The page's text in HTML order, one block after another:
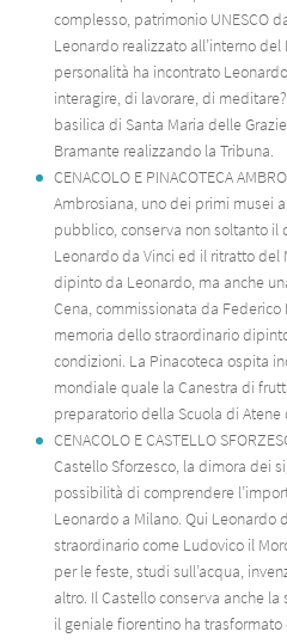
complesso, patrimonio UNESCO
Leonardo realizzato all’interno
personalità ha incontrato
interagire, di lavorare, di
basilica di Santa Maria delle
Bramante realizzando la Tribuna.
CENACOLO E PINACOTECA
Ambrosiana, uno dei primi musei
pubblico, conserva non soltanto il
Leonardo da Vinci ed il ritratto del
dipinto da Leonardo, ma anche
Cena, commissionata da
memoria dello straordinario
condizioni. La Pinacoteca ospita
mondiale quale la Canestra di
preparatorio della Scuola di Atene
CENACOLO E CASTELLO
Castello Sforzesco, la dimora dei
possibilità di comprendere
Leonardo a Milano. Qui Leonardo
straordinario come Ludovico il
per le feste, studi sull’acqua,
altro. Il Castello conserva anche
il geniale fiorentino ha